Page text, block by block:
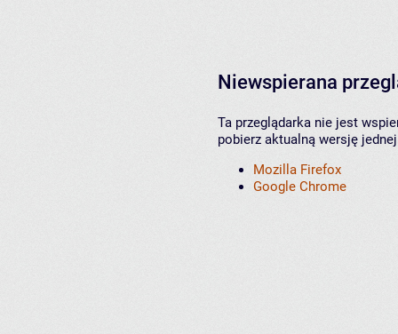
Niewspierana
Ta przeglądarka nie jest
pobierz aktualną wersję
Mozilla Firefox
Google Chrome